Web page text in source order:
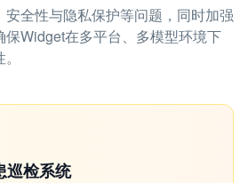
全性与隐私保护等问题，同时加强
Widget在多平台、多模型环境下
巡检系统